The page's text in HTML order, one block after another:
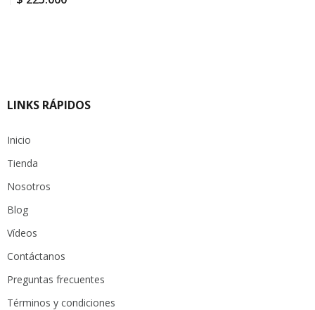
LINKS RÁPIDOS
Inicio
Tienda
Nosotros
Blog
Vídeos
Contáctanos
Preguntas frecuentes
Términos y condiciones